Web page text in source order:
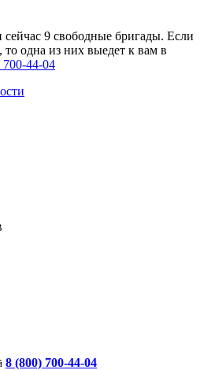
9 свободные бригады. Если
то одна из них выедет к вам в
700-44-04
8 (800) 700-44-04